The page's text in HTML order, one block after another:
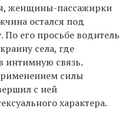
женщины-пассажирки
остался под
его просьбе водитель
села, где
интимную связь.
силы
с ней
характера.